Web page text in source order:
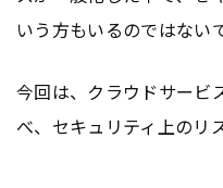
いう方もいるのではない
今回は、クラウドサービ
べ、セキュリティ上のリ